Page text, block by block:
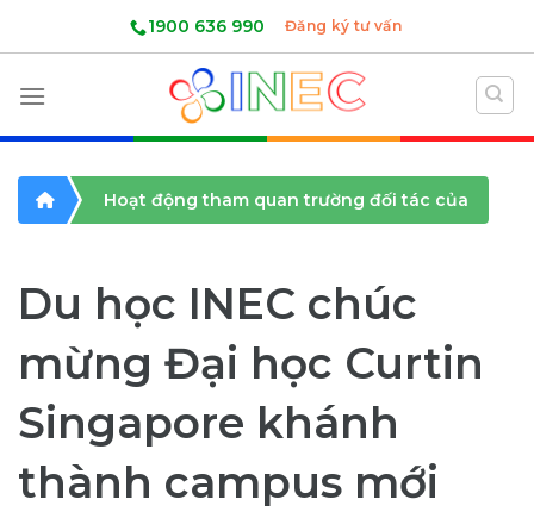
1900 636 990 Đăng ký tư vấn
Hoạt động tham quan trường đối tác của
Du học INEC chúc
mừng Đại học Curtin
Singapore khánh
thành campus mới